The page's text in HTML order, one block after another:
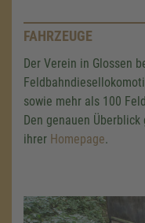
FAHRZEUGE
Der Verein in Glossen
sowie mehr als 100
Den genauen
ihrer Homepage.